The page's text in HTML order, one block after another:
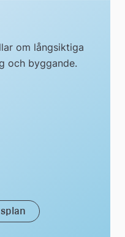
om långsiktiga
och byggande.